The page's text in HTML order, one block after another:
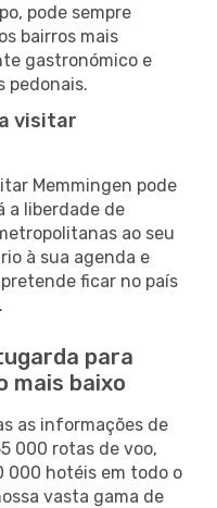
pode sempre
bairros mais
gastronómico e
pedonais.
visitar
Memmingen pode
a liberdade de
ao seu
à sua agenda e
ficar no país
para
mais baixo
as informações de
000 rotas de voo,
000 hotéis em todo o
vasta gama de